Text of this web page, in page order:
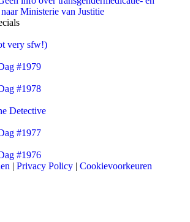
Ministerie van Justitie
very sfw!)
#1979
#1978
Detective
#1977
#1976
| Privacy Policy | Cookievoorkeuren